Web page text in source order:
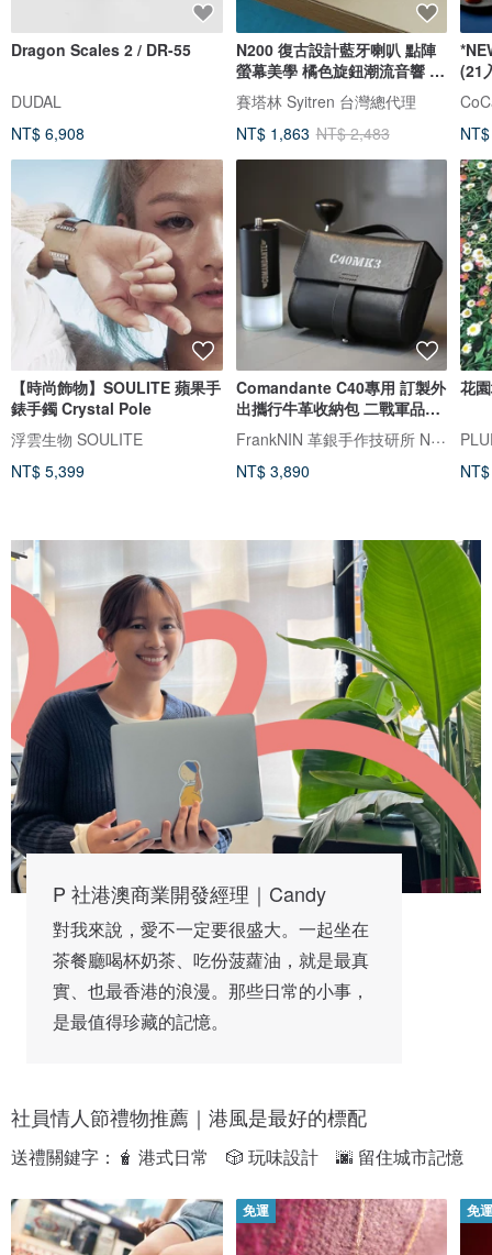
Dragon Scales 2 / DR-55
DUDAL
NT$ 6,908
【時尚飾物】SOULITE 蘋果手
錶手鐲 Crystal Pole
浮雲生物 SOULITE
NT$ 5,399
N200 復古設計藍牙喇叭 點陣
螢幕美學 橘色旋鈕潮流音響 藍
芽喇叭
賽塔林 Syitren 台灣總代理
NT$ 1,863 NT$ 2,483
Comandante C40專用 訂製外
出攜行牛革收納包 二戰軍品風
格 黑色
FrankNIN 革銀手作技研所 NEROSILVER 墨銀藝工
NT$ 3,890
(21
坊
花
P 社港澳商業開發經理｜Candy
對我來說，愛不一定要很盛大。一起坐在
茶餐廳喝杯奶茶、吃份菠蘿油，就是最真
實、也最香港的浪漫。那些日常的小事，
是最值得珍藏的記憶。
社員情人節禮物推薦｜港風是最好的標配
送禮關鍵字：🧋 港式日常　🎲 玩味設計　🌆 留住城市記憶
免運 免